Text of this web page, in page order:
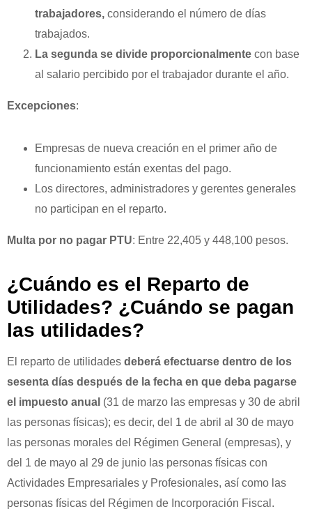
trabajadores, considerando el número de días
trabajados.
La segunda se divide proporcionalmente con base
al salario percibido por el trabajador durante el año.
Excepciones:
Empresas de nueva creación en el primer año de
funcionamiento están exentas del pago.
Los directores, administradores y gerentes generales
no participan en el reparto.
Multa por no pagar PTU: Entre 22,405 y 448,100 pesos.
¿Cuándo es el Reparto de
Utilidades? ¿Cuándo se pagan
las utilidades?
El reparto de utilidades deberá efectuarse dentro de los
sesenta días después de la fecha en que deba pagarse
el impuesto anual (31 de marzo las empresas y 30 de abril
las personas físicas); es decir, del 1 de abril al 30 de mayo
las personas morales del Régimen General (empresas), y
del 1 de mayo al 29 de junio las personas físicas con
Actividades Empresariales y Profesionales, así como las
personas físicas del Régimen de Incorporación Fiscal.